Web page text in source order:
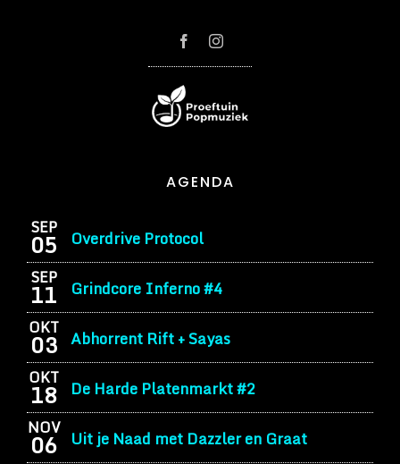
AGENDA
SEP
05 Overdrive Protocol
SEP
11 Grindcore Inferno #4
OKT
03 Abhorrent Rift + Sayas
OKT
18 De Harde Platenmarkt #2
NOV
06 Uit je Naad met Dazzler en Graat